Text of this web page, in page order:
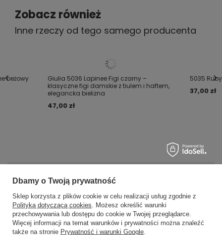
Zobacz również
Inne rzeczy od tego samego producenta
beżowy
Giulia 5036 Lapinee Figi czarny –
klasyczne figi damskie z tiulem i haftem,
elegancka bielizna
47,00 zł
5035
37,00 zł
MOJE ZAMÓWIENIE
Status zamówienia
Śledzenie przesyłki
×
✨ Asystent zakupowy
Napisz czego szukasz — pokażę
Dbamy o Twoją prywatność
Sklep korzysta z plików cookie w celu realizacji usług zgodnie z
Polityką dotyczącą cookies. Możesz określić warunki
przechowywania lub dostępu do cookie w Twojej przeglądarce.
Więcej informacji na temat warunków i prywatności można znaleźć
także na stronie Prywatność i warunki Google.